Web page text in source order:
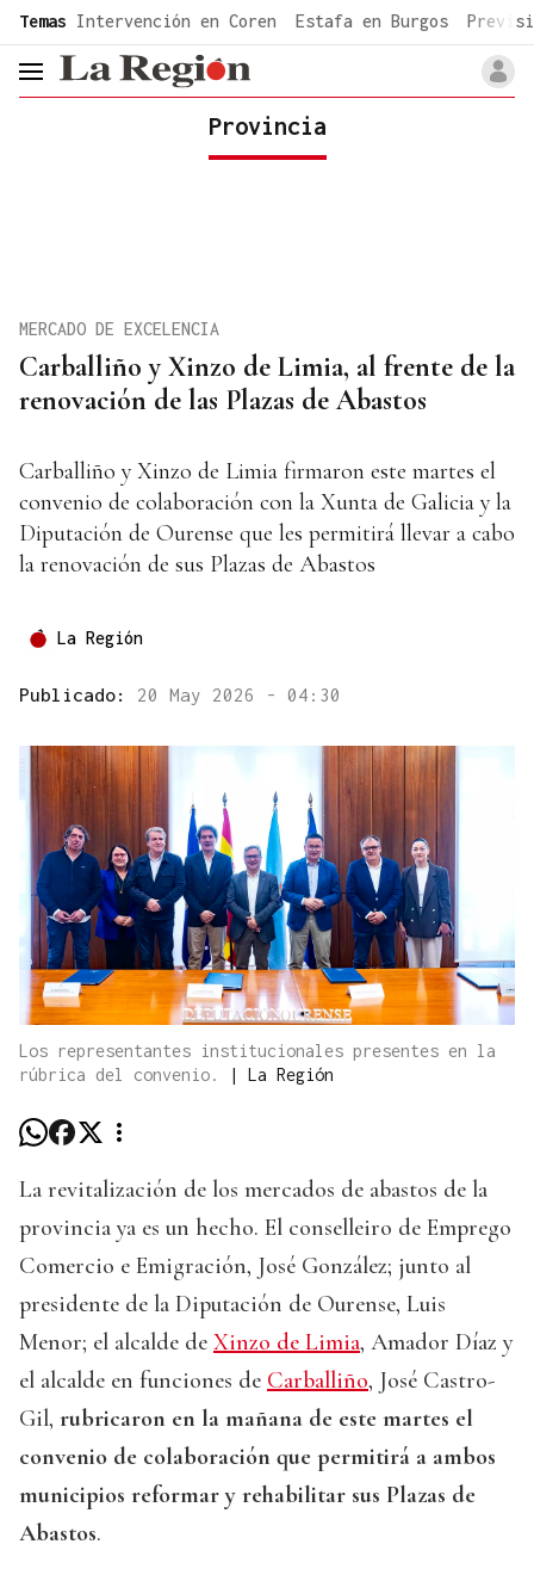
common.go-to-content
Temas Intervención en Coren Estafa en Burgos
header.menu.open
Provincia
Carballiño y Xinzo de Limia, al frente de la
renovación de las Plazas de Abastos
MERCADO DE EXCELENCIA
Carballiño y Xinzo de Limia firmaron este martes el
convenio de colaboración con la Xunta de Galicia y la
Diputación de Ourense que les permitirá llevar a cabo
la renovación de sus Plazas de Abastos
La Región
Publicado: 20 May 2026 - 04:30
Los representantes institucionales presentes en la
rúbrica del convenio.
| La Región
La revitalización de los mercados de abastos de la
provincia ya es un hecho. El conselleiro de Emprego
Comercio e Emigración, José González; junto al
presidente de la Diputación de Ourense, Luis
Menor; el alcalde de Xinzo de Limia, Amador Díaz y
el alcalde en funciones de Carballiño, José Castro-
Gil, rubricaron en la mañana de este martes el
convenio de colaboración que permitirá a ambos
municipios reformar y rehabilitar sus Plazas de
Abastos.